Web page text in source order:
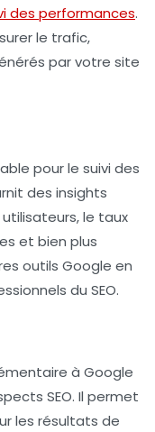
des performances.
le trafic,
par votre site
pour le suivi des
des insights
le taux
et bien plus
outils Google en
du SEO.
à Google
SEO. Il permet
les résultats de